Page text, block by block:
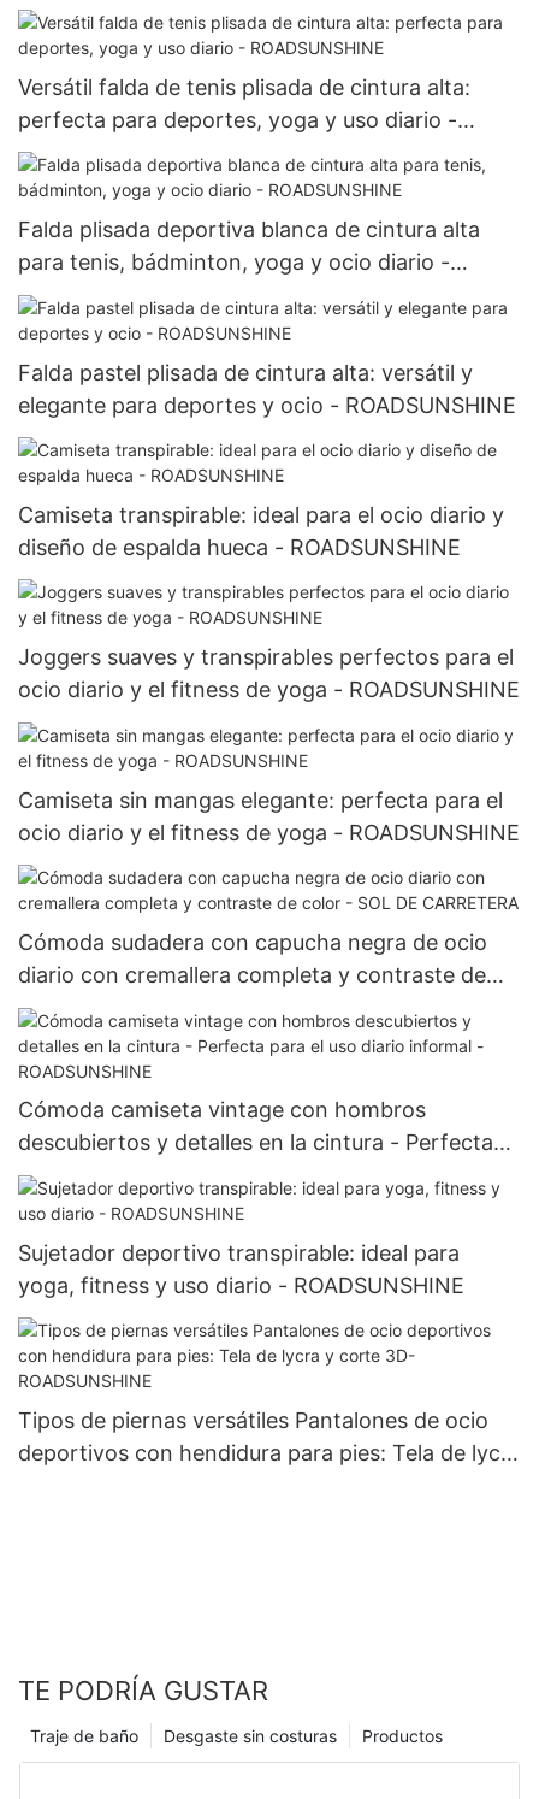
Versátil falda de tenis plisada de cintura alta:
perfecta para deportes, yoga y uso diario -
ROADSUNSHINE
Falda plisada deportiva blanca de cintura alta
para tenis, bádminton, yoga y ocio diario -
ROADSUNSHINE
Falda pastel plisada de cintura alta: versátil y
elegante para deportes y ocio - ROADSUNSHINE
Camiseta transpirable: ideal para el ocio diario y
diseño de espalda hueca - ROADSUNSHINE
Joggers suaves y transpirables perfectos para el
ocio diario y el fitness de yoga - ROADSUNSHINE
Camiseta sin mangas elegante: perfecta para el
ocio diario y el fitness de yoga - ROADSUNSHINE
Cómoda sudadera con capucha negra de ocio
diario con cremallera completa y contraste de
color - SOL DE CARRETERA
Cómoda camiseta vintage con hombros
descubiertos y detalles en la cintura - Perfecta
para el uso diario informal -ROADSUNSHINE
Sujetador deportivo transpirable: ideal para
yoga, fitness y uso diario - ROADSUNSHINE
Tipos de piernas versátiles Pantalones de ocio
deportivos con hendidura para pies: Tela de lycra
TE PODRÍA GUSTAR
Productos
Desgaste sin costuras
Traje de baño